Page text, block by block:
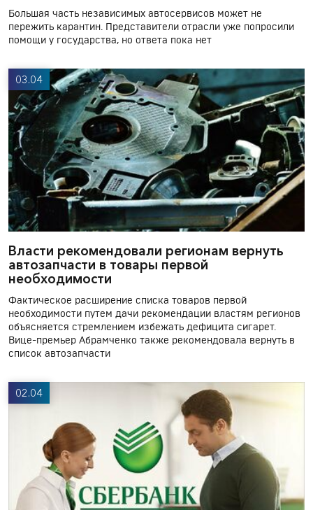
Большая часть независимых автосервисов может не
пережить карантин. Представители отрасли уже попросили
помощи у государства, но ответа пока нет
03.04
Власти рекомендовали регионам вернуть
автозапчасти в товары первой
необходимости
Фактическое расширение списка товаров первой
необходимости путем дачи рекомендации властям регионов
объясняется стремлением избежать дефицита сигарет.
Вице-премьер Абрамченко также рекомендовала вернуть в
список автозапчасти
02.04